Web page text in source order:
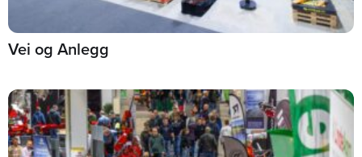
Vei og Anlegg